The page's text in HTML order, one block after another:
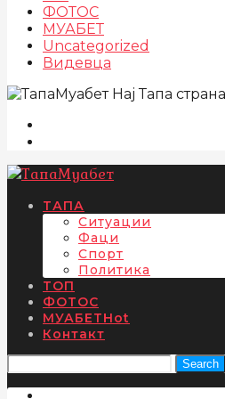
ФОТОС
МУАБЕТ
Uncategorized
Видевца
Нај Тапа
ТАПА
Ситуации
Фаци
Спорт
Политика
ТОП
ФОТОС
МУАБЕТHot
Контакт
Search